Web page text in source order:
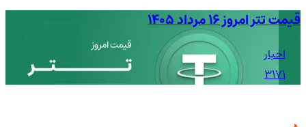
قیمت تتر امروز ۱۶ مرداد ۱۴۰۵
اخبار
3171